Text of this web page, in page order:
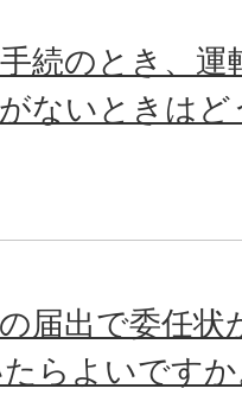
続のとき、
ないときは
届出で委任
らよいです